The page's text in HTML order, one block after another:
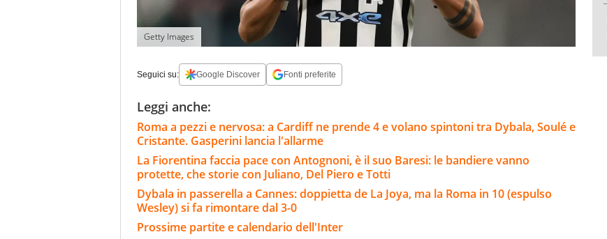
Getty Images
Seguici su: Google Discover Fonti preferite
Leggi anche:
Roma a pezzi e nervosa: a Cardiff ne prende 4 e volano spintoni tra Dybala, Soulé e
Cristante. Gasperini lancia l'allarme
La Fiorentina faccia pace con Antognoni, è il suo Baresi: le bandiere vanno
protette, che storie con Juliano, Del Piero e Totti
Dybala in passerella a Cannes: doppietta de La Joya, ma la Roma in 10 (espulso
Wesley) si fa rimontare dal 3-0
Prossime partite e calendario dell'Inter